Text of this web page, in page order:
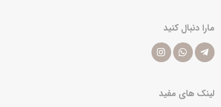
مارا دنبال کنید
لینک های مفید